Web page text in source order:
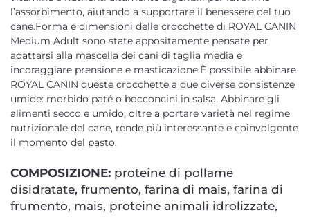
l’assorbimento, aiutando a supportare il benessere del tuo
cane.Forma e dimensioni delle crocchette di ROYAL CANIN
Medium Adult sono state appositamente pensate per
adattarsi alla mascella dei cani di taglia media e
incoraggiare prensione e masticazione.È possibile abbinare
ROYAL CANIN queste crocchette a due diverse consistenze
umide: morbido paté o bocconcini in salsa. Abbinare gli
alimenti secco e umido, oltre a portare varietà nel regime
nutrizionale del cane, rende più interessante e coinvolgente
il momento del pasto.
COMPOSIZIONE: proteine di pollame
disidratate, frumento, farina di mais, farina di
frumento, mais, proteine animali idrolizzate,